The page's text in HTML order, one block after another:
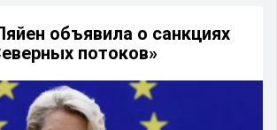
объявила о санкциях
потоков»